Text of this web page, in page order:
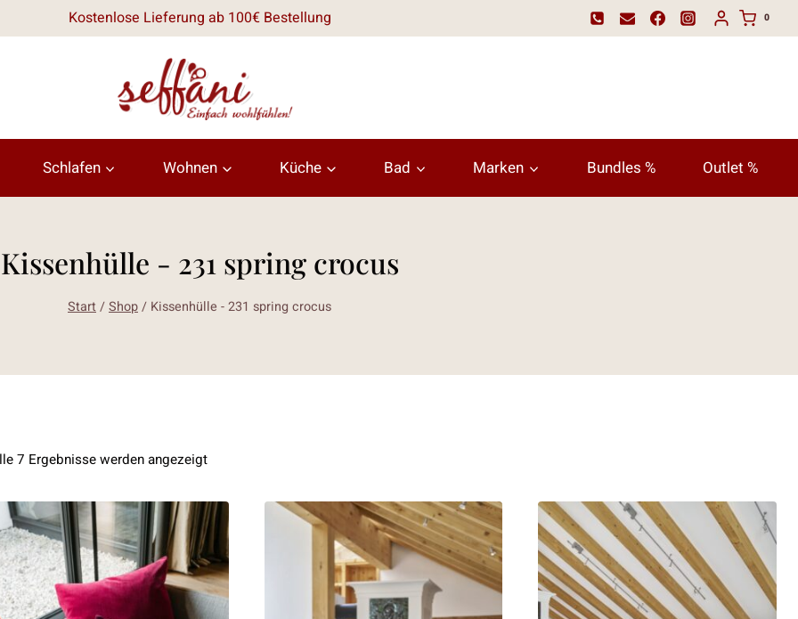
Kostenlose Lieferung ab 100€ Bestellung 0
Schlafen Wohnen Küche Bad Marken Bundles % Outlet %
Kissenhülle - 231 spring crocus
Start/Shop/ Kissenhülle - 231 spring crocus
7 Ergebnisse werden angezeigtNach
sortiert